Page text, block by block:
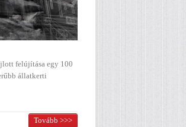
felújítása egy 100
állatkerti
Tovább >>>